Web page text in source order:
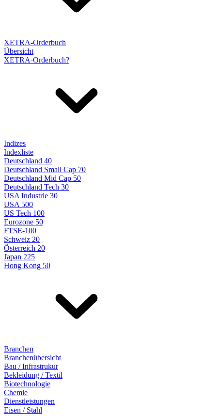
XETRA-Orderbuch
Übersicht
XETRA-Orderbuch?
Indizes
Indexliste
Deutschland 40
Deutschland Small Cap 70
Deutschland Mid Cap 50
Deutschland Tech 30
USA Industrie 30
USA 500
US Tech 100
Eurozone 50
FTSE-100
Schweiz 20
Österreich 20
Japan 225
Hong Kong 50
Branchen
Branchenübersicht
Bau / Infrastrukur
Bekleidung / Textil
Biotechnologie
Chemie
Dienstleistungen
Eisen / Stahl